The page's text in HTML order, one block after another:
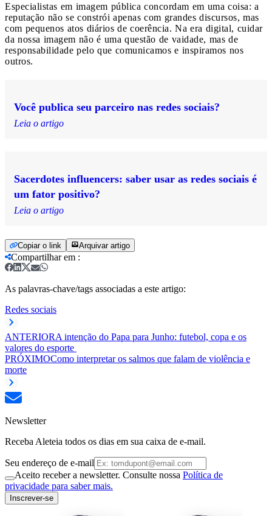
Especialistas em imagem pública concordam em uma coisa: a
reputação não se constrói apenas com grandes discursos, mas
com pequenos atos diários de coerência. Na era digital, cuidar
da nossa imagem não é uma questão de vaidade, mas de
responsabilidade pelo que comunicamos e inspiramos nos
outros.
Você publica seu parceiro nas redes sociais?
Leia o artigo
Sacerdotes influencers: saber usar as redes sociais é
um fator positivo?
Leia o artigo
Copiar o link Arquivar artigo
Compartilhar em :
As palavras-chave/tags associadas a este artigo:
Redes sociais
ANTERIORA intenção do Papa para Junho: futebol, copa e os
valores do esporte
PRÓXIMOComo interpretar os salmos que falam de violência e
morte
Newsletter
Receba Aleteia todos os dias em sua caixa de e-mail.
Seu endereço de e-mail
Aceito receber a newsletter. Consulte nossa Política de
privacidade para saber mais.
Inscrever-se